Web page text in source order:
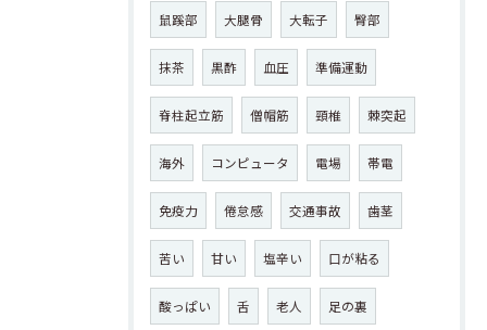
鼠蹊部 大腿骨 大転子 臀部
抹茶 黒酢 血圧 準備運動
脊柱起立筋 僧帽筋 頸椎 棘突起
海外 コンピュータ 電場 帯電
免疫力 倦怠感 交通事故 歯茎
苦い 甘い 塩辛い 口が粘る
酸っぱい 舌 老人 足の裏